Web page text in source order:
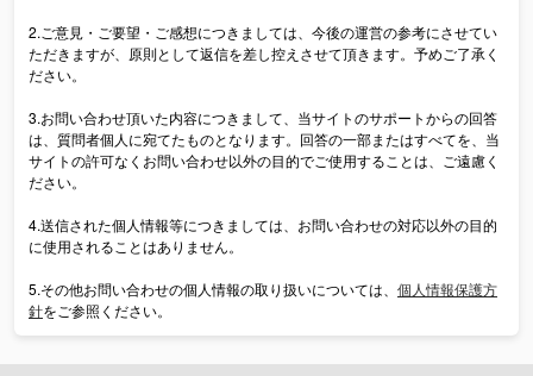
2.ご意見・ご要望・ご感想につきましては、今後の運営の参考にさせてい
ただきますが、原則として返信を差し控えさせて頂きます。予めご了承く
ださい。
3.お問い合わせ頂いた内容につきまして、当サイトのサポートからの回答
は、質問者個人に宛てたものとなります。回答の一部またはすべてを、当
サイトの許可なくお問い合わせ以外の目的でご使用することは、ご遠慮く
ださい。
4.送信された個人情報等につきましては、お問い合わせの対応以外の目的
に使用されることはありません。
5.その他お問い合わせの個人情報の取り扱いについては、 個人情報保護方
針をご参照ください。